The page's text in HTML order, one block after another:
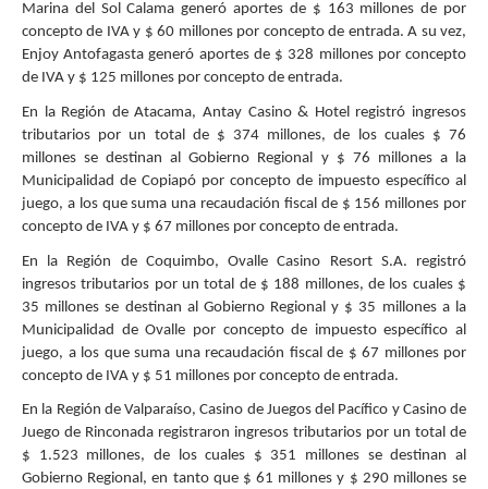
Marina del Sol Calama generó aportes de $ 163 millones de por
concepto de IVA y $ 60 millones por concepto de entrada. A su vez,
Enjoy Antofagasta generó aportes de $ 328 millones por concepto
de IVA y $ 125 millones por concepto de entrada.
En la Región de Atacama, Antay Casino & Hotel registró ingresos
tributarios por un total de $ 374 millones, de los cuales $ 76
millones se destinan al Gobierno Regional y $ 76 millones a la
Municipalidad de Copiapó por concepto de impuesto específico al
juego, a los que suma una recaudación fiscal de $ 156 millones por
concepto de IVA y $ 67 millones por concepto de entrada.
En la Región de Coquimbo, Ovalle Casino Resort S.A. registró
ingresos tributarios por un total de $ 188 millones, de los cuales $
35 millones se destinan al Gobierno Regional y $ 35 millones a la
Municipalidad de Ovalle por concepto de impuesto específico al
juego, a los que suma una recaudación fiscal de $ 67 millones por
concepto de IVA y $ 51 millones por concepto de entrada.
En la Región de Valparaíso, Casino de Juegos del Pacífico y Casino de
Juego de Rinconada registraron ingresos tributarios por un total de
$ 1.523 millones, de los cuales $ 351 millones se destinan al
Gobierno Regional, en tanto que $ 61 millones y $ 290 millones se